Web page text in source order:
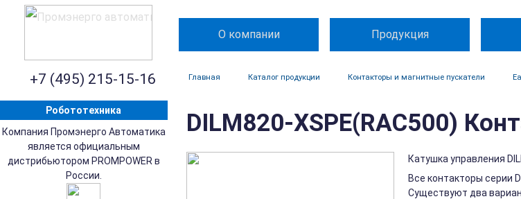
О компании Продукция
+7 (495) 215-15-16 Главная Каталог продукции Контакторы и магнитные пускатели
Робототехника
Компания Промэнерго Автоматика
является официальным
дистрибьютором PROMPOWER в
России.
DILM820-XSPE(RAC500)
Катушка управления
Все контакторы серии
Существуют два